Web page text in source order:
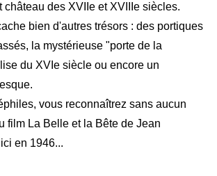
château des XVIIe et XVIIIe siècles.
bien d'autres trésors : des portiques
la mystérieuse "porte de la
du XVIe siècle ou encore un
vous reconnaîtrez sans aucun
film La Belle et la Bête de Jean
en 1946...